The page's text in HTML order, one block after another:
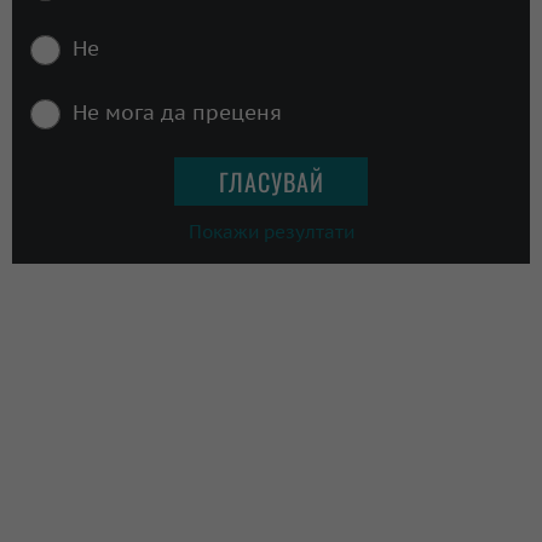
Не
Не мога да преценя
Покажи резултати